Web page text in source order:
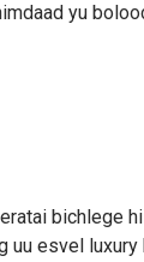
yu
bichlege
esvel